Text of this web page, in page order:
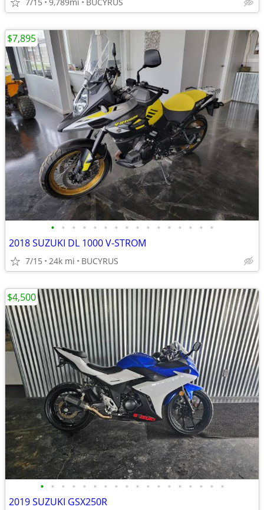
• • • • • • • • • • • • • • • •
2018 SUZUKI DL 1000 V-STROM
7/15 24k mi BUCYRUS
$7,895
• • • • • • • • • • • • • • • • • •
2019 SUZUKI GSX250R
$4,500